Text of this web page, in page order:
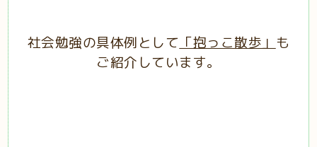
社会勉強の具体例として 「抱っこ散歩」 も
ご紹介しています。